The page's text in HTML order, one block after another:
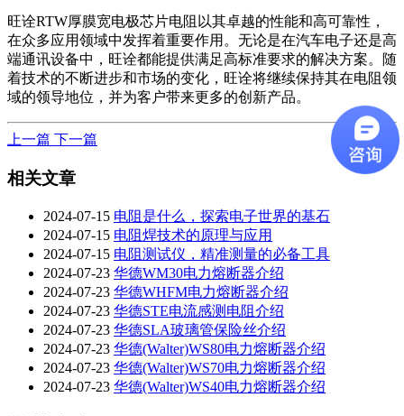
旺诠RTW厚膜宽电极芯片电阻以其卓越的性能和高可靠性，
在众多应用领域中发挥着重要作用。无论是在汽车电子还是高
端通讯设备中，旺诠都能提供满足高标准要求的解决方案。随
着技术的不断进步和市场的变化，旺诠将继续保持其在电阻领
域的领导地位，并为客户带来更多的创新产品。
上一篇 下一篇
相关文章
2024-07-15 电阻是什么，探索电子世界的基石
2024-07-15 电阻焊技术的原理与应用
2024-07-15 电阻测试仪，精准测量的必备工具
2024-07-23 华德WM30电力熔断器介绍
2024-07-23 华德WHFM电力熔断器介绍
2024-07-23 华德STE电流感测电阻介绍
2024-07-23 华德SLA玻璃管保险丝介绍
2024-07-23 华德(Walter)WS80电力熔断器介绍
2024-07-23 华德(Walter)WS70电力熔断器介绍
2024-07-23 华德(Walter)WS40电力熔断器介绍